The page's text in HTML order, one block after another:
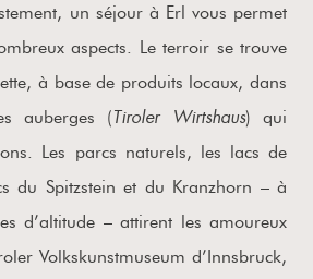
un séjour à Erl vous permet
aspects. Le terroir se trouve
à base de produits locaux, dans
auberges (Tiroler Wirtshaus) qui
Les parcs naturels, les lacs de
du Spitzstein et du Kranzhorn – à
d’altitude – attirent les amoureux
Volkskunstmuseum d’Innsbruck,